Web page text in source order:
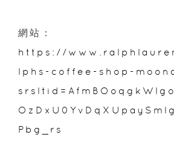
網站：
https://
lphs-coffee-shop-
Pbg_rs